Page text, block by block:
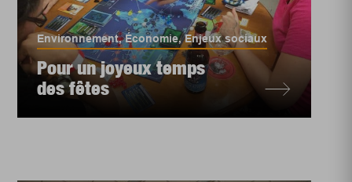
Environnement,Économie,Enjeux sociaux
Pour un joyeux temps
des fêtes